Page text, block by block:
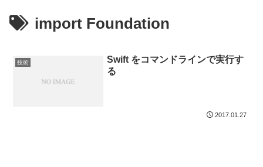
import Foundation
技術
Swift をコマンドラインで実行す
る
2017.01.27